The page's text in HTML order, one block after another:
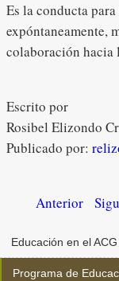
Es la conducta
expóntaneamente,
colaboración hacia
Escrito por
Rosibel Elizondo
Publicado por:
Anterior
Educación en el ACG
Programa de